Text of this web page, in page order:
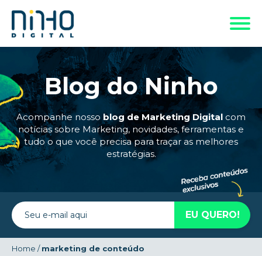
Blog do Ninho
Acompanhe nossoblog de Marketing Digital com
notícias sobre Marketing, novidades, ferramentas e
tudo o que você precisa para traçar as melhores
estratégias.
Home /marketing de conteúdo